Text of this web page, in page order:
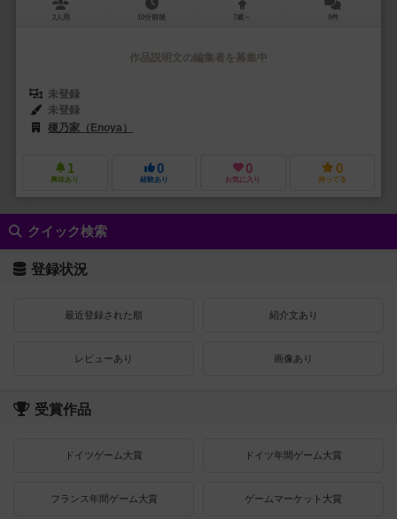
2人用 10分前後 7歳～ 0件
作品説明文の編集者を募集中
未登録
未登録
榎乃家（Enoya）
1
興味あり
0
経験あり
0
お気に入り
0
持ってる
クイック検索
登録状況
最近登録された順 紹介文あり
レビューあり 画像あり
受賞作品
ドイツゲーム大賞 ドイツ年間ゲーム大賞
フランス年間ゲーム大賞 ゲームマーケット大賞